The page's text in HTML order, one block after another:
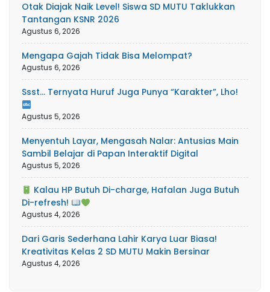
Otak Diajak Naik Level! Siswa SD MUTU Taklukkan
Tantangan KSNR 2026
Agustus 6, 2026
Mengapa Gajah Tidak Bisa Melompat?
Agustus 6, 2026
Ssst… Ternyata Huruf Juga Punya “Karakter”, Lho!
Agustus 5, 2026
Menyentuh Layar, Mengasah Nalar: Antusias Main
Sambil Belajar di Papan Interaktif Digital
Agustus 5, 2026
Kalau HP Butuh Di-charge, Hafalan Juga Butuh
Di-refresh!
Agustus 4, 2026
Dari Garis Sederhana Lahir Karya Luar Biasa!
Kreativitas Kelas 2 SD MUTU Makin Bersinar
Agustus 4, 2026